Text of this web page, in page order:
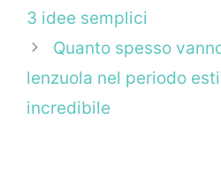
3 idee semplici
Quanto spesso
lenzuola nel periodo
incredibile